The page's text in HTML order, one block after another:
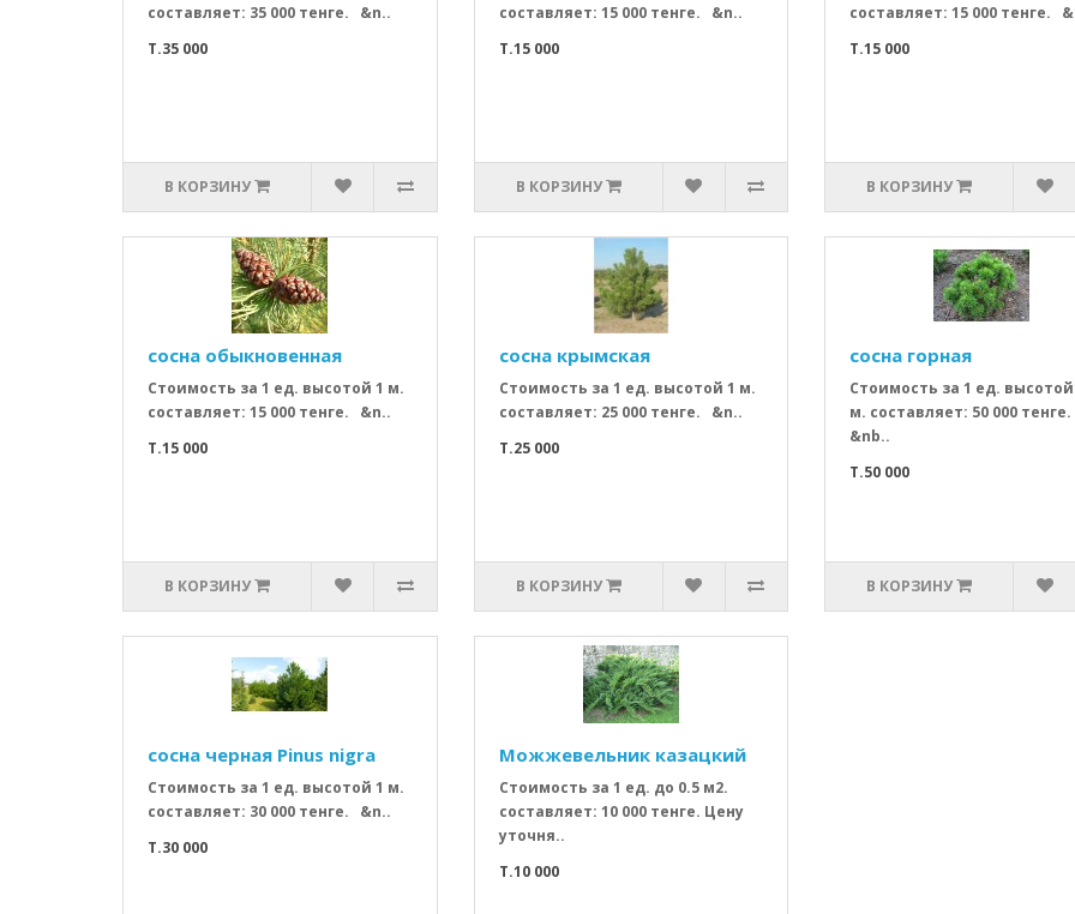
составляет: 35 000 тенге. &n..
T.35 000
В КОРЗИНУ
составляет: 15 000 тенге. &n..
T.15 000
В КОРЗИНУ
составляет: 15 000 тенге.
T.15 000
В КОРЗИНУ
сосна обыкновенная
Стоимость за 1 ед. высотой 1 м.
составляет: 15 000 тенге. &n..
T.15 000
В КОРЗИНУ
сосна крымская
Стоимость за 1 ед. высотой 1 м.
составляет: 25 000 тенге. &n..
T.25 000
В КОРЗИНУ
сосна горная
Стоимость за 1 ед. высотой
м. составляет: 50 000 тенге.
&nb..
T.50 000
В КОРЗИНУ
сосна черная Pinus nigra
Стоимость за 1 ед. высотой 1 м.
составляет: 30 000 тенге. &n..
T.30 000
Можжевельник казацкий
Стоимость за 1 ед. до 0.5 м2.
составляет: 10 000 тенге. Цену
уточня..
T.10 000